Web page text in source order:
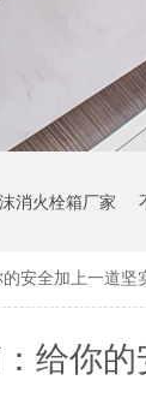
消火栓箱厂家
安全加上一道坚
给你